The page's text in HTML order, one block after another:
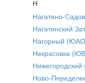
Н
Нагатино-
Нагатинский
Нагорный
Некрасовка
Ново-